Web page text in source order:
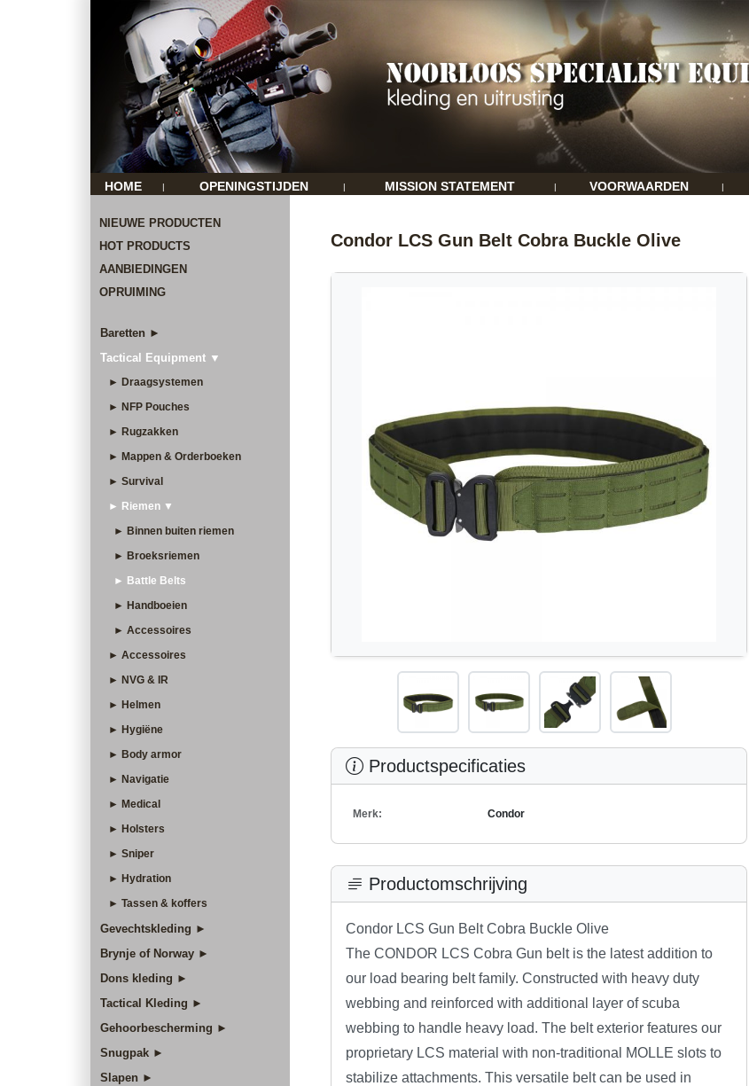
HOME | OPENINGSTIJDEN | MISSION STATEMENT | VOORWAARDEN |
NIEUWE PRODUCTEN
HOT PRODUCTS
AANBIEDINGEN
OPRUIMING
Baretten ►
Tactical Equipment ▼
► Draagsystemen
► NFP Pouches
► Rugzakken
► Mappen & Orderboeken
► Survival
► Riemen ▼
► Binnen buiten riemen
► Broeksriemen
► Battle Belts
► Handboeien
► Accessoires
► Accessoires
► NVG & IR
► Helmen
► Hygiëne
► Body armor
► Navigatie
► Medical
► Holsters
► Sniper
► Hydration
► Tassen & koffers
Gevechtskleding ►
Brynje of Norway ►
Dons kleding ►
Tactical Kleding ►
Gehoorbescherming ►
Snugpak ►
Slapen ►
Condor LCS Gun Belt Cobra Buckle Olive
Productspecificaties
Merk: Condor
Productomschrijving
Condor LCS Gun Belt Cobra Buckle Olive
The CONDOR LCS Cobra Gun belt is the latest addition to
our load bearing belt family. Constructed with heavy duty
webbing and reinforced with additional layer of scuba
webbing to handle heavy load. The belt exterior features our
proprietary LCS material with non-traditional MOLLE slots to
stabilize attachments. This versatile belt can be used in